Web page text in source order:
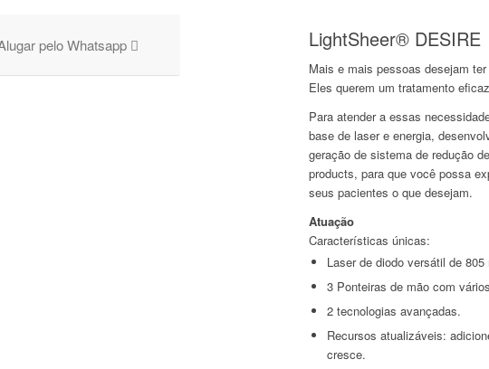
pelo Whatsapp LightSheer® DESIRE
Mais e mais pessoas desejam
Eles querem um tratamento
Para atender a essas
base de laser e energia,
geração de sistema de redução
products, para que você possa
seus pacientes o que desejam.
Atuação
Características únicas:
Laser de diodo versátil de 805
3 Ponteiras de mão com
2 tecnologias avançadas.
Recursos atualizáveis:
cresce.